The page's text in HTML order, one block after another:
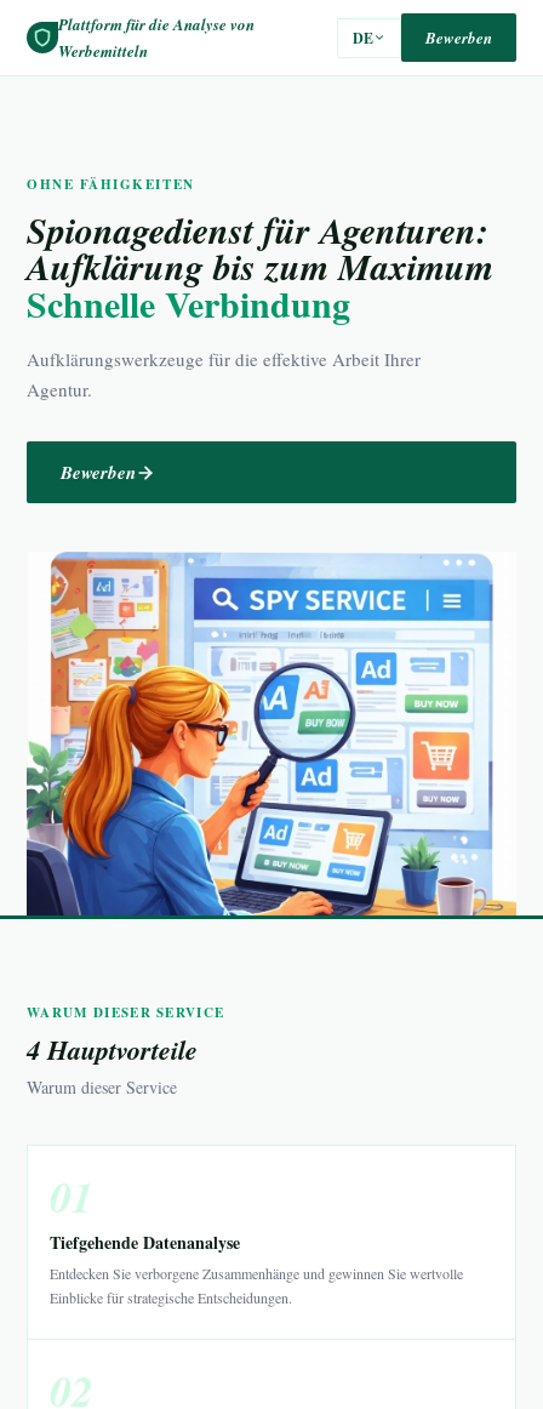
Plattform für die Analyse von
Werbemitteln
DE Bewerben
OHNE FÄHIGKEITEN
Spionagedienst für Agenturen:
Aufklärung bis zum Maximum
Schnelle Verbindung
Aufklärungswerkzeuge für die effektive Arbeit Ihrer
Agentur.
Bewerben
WARUM DIESER SERVICE
4 Hauptvorteile
Warum dieser Service
01
Tiefgehende Datenanalyse
Entdecken Sie verborgene Zusammenhänge und gewinnen Sie wertvolle
Einblicke für strategische Entscheidungen.
02